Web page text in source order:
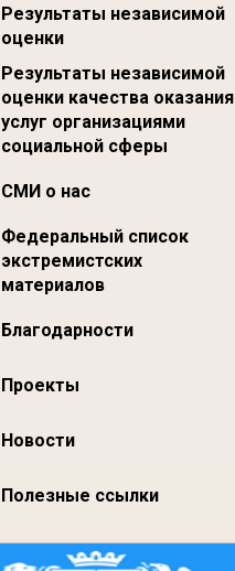
Результаты независимой
оценки
Результаты независимой
оценки качества оказания
услуг организациями
социальной сферы
СМИ о нас
Федеральный список
экстремистских
материалов
Благодарности
Проекты
Новости
Полезные ссылки